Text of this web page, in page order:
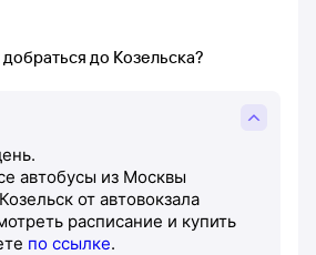
до Козельска?
автобусы из Москвы
от автовокзала
расписание и купить
по ссылке.